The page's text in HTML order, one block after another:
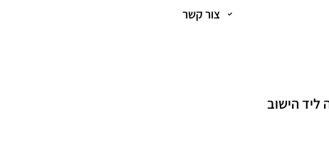
ליד הישוב
צור קשר